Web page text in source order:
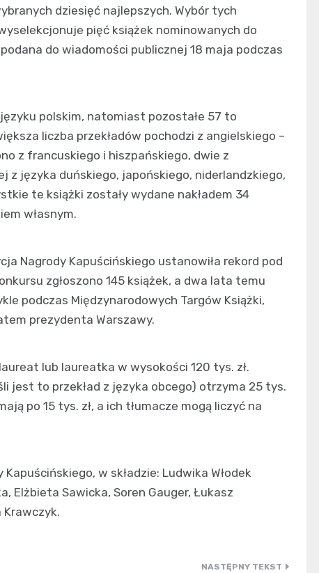
dziesięć najlepszych. Wybór tych
pięć książek nominowanych do
do wiadomości publicznej 18 maja podczas
polskim, natomiast pozostałe 57 to
liczba przekładów pochodzi z angielskiego –
z francuskiego i hiszpańskiego, dwie z
z języka duńskiego, japońskiego, niderlandzkiego,
te książki zostały wydane nakładem 34
własnym.
Nagrody Kapuścińskiego ustanowiła rekord pod
zgłoszono 145 książek, a dwa lata temu
podczas Międzynarodowych Targów Książki,
prezydenta Warszawy.
lub laureatka w wysokości 120 tys. zł.
jest to przekład z języka obcego) otrzyma 25 tys.
po 15 tys. zł, a ich tłumacze mogą liczyć na
w składzie: Ludwika Włodek
Elżbieta Sawicka, Soren Gauger, Łukasz
Krawczyk.